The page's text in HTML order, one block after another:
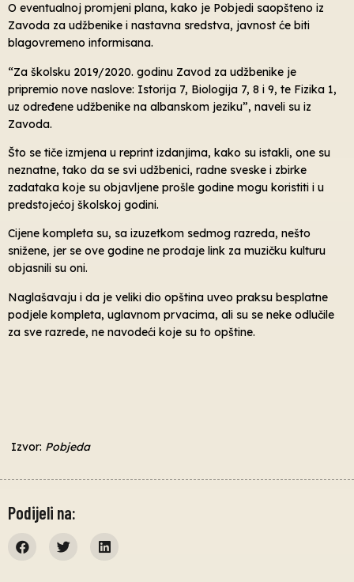
O eventualnoj promjeni plana, kako je Pobjedi saopšteno iz
Zavoda za udžbenike i nastavna sredstva, javnost će biti
blagovremeno informisana.
“Za školsku 2019/2020. godinu Zavod za udžbenike je
pripremio nove naslove: Istorija 7, Biologija 7, 8 i 9, te Fizika 1,
uz određene udžbenike na albanskom jeziku”, naveli su iz
Zavoda.
Što se tiče izmjena u reprint izdanjima, kako su istakli, one su
neznatne, tako da se svi udžbenici, radne sveske i zbirke
zadataka koje su objavljene prošle godine mogu koristiti i u
predstojećoj školskoj godini.
Cijene kompleta su, sa izuzetkom sedmog razreda, nešto
snižene, jer se ove godine ne prodaje link za muzičku kulturu
objasnili su oni.
Naglašavaju i da je veliki dio opština uveo praksu besplatne
podjele kompleta, uglavnom prvacima, ali su se neke odlučile
za sve razrede, ne navodeći koje su to opštine.
Izvor: Pobjeda
Podijeli na: